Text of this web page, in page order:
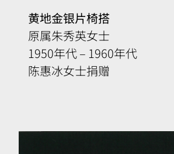
簿
黄地金银片椅搭
原属朱秀英女士
1950年代– 1960年代
陈惠冰女士捐赠